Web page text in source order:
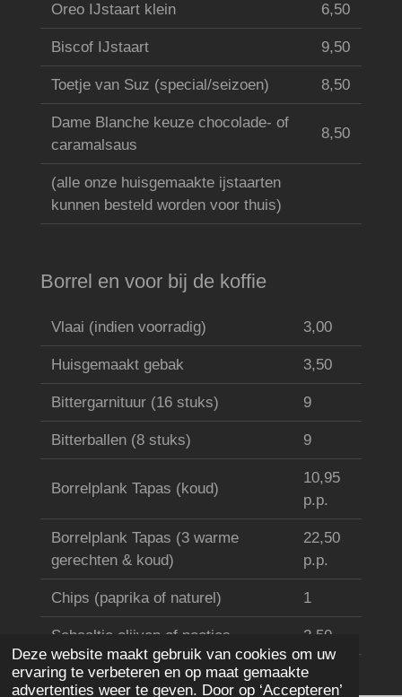
Deze website maakt gebruik van cookies om uw
ervaring te verbeteren en op maat gemaakte
advertenties weer te geven. Door op ‘Accepteren’
Oreo IJstaart klein 6,50
Biscof IJstaart 9,50
Toetje van Suz (special/seizoen) 8,50
Dame Blanche keuze chocolade- of
caramalsaus
8,50
(alle onze huisgemaakte ijstaarten
kunnen besteld worden voor thuis)
Borrel en voor bij de koffie
Vlaai (indien voorradig) 3,00
Huisgemaakt gebak 3,50
Bittergarnituur (16 stuks) 9
Bitterballen (8 stuks) 9
Borrelplank Tapas (koud)
10,95
p.p.
Borrelplank Tapas (3 warme
gerechten & koud)
22,50
p.p.
Chips (paprika of naturel) 1
Schaaltje olijven of nootjes 2,50